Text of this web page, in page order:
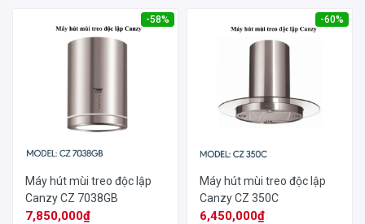
-58%
Máy hút mùi treo độc lập
Canzy CZ 7038GB
7,850,000₫
-60%
Máy hút mùi treo độc lập
Canzy CZ 350C
6,450,000₫